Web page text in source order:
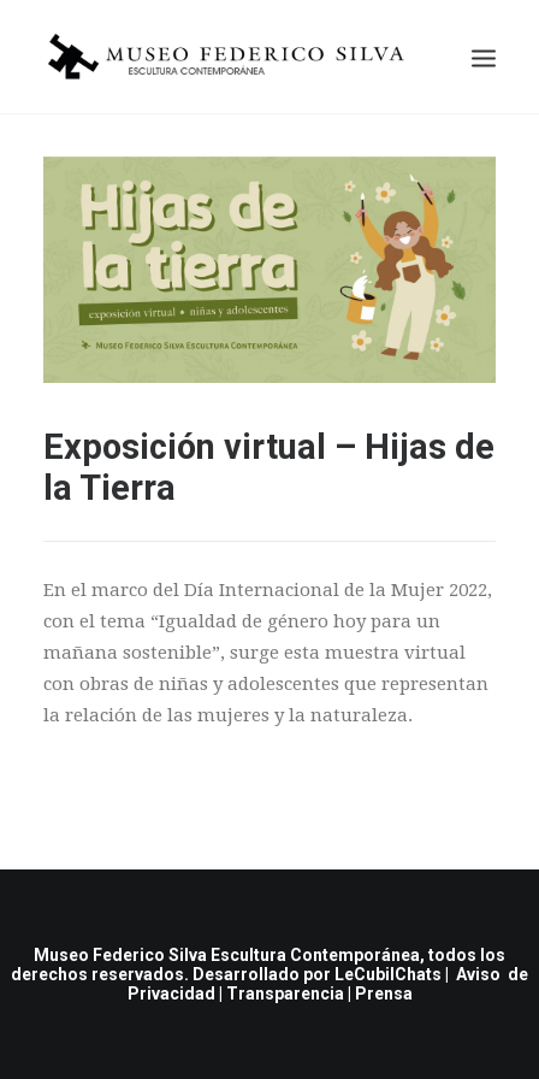
Exposición virtual – Hijas de
la Tierra
En el marco del Día Internacional de la Mujer 2022,
con el tema “Igualdad de género hoy para un
mañana sostenible”, surge esta muestra virtual
con obras de niñas y adolescentes que representan
la relación de las mujeres y la naturaleza.
Museo Federico Silva Escultura Contemporánea, todos los
derechos reservados. Desarrollado por LeCubilChats
Aviso de
Privacidad
Transparencia Prensa